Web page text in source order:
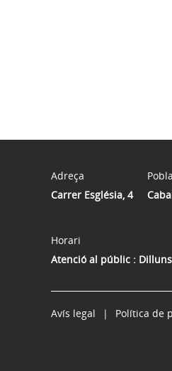
Adreça
Carrer Església, 4
Horari
Atenció al públic :
Avís legal Política de